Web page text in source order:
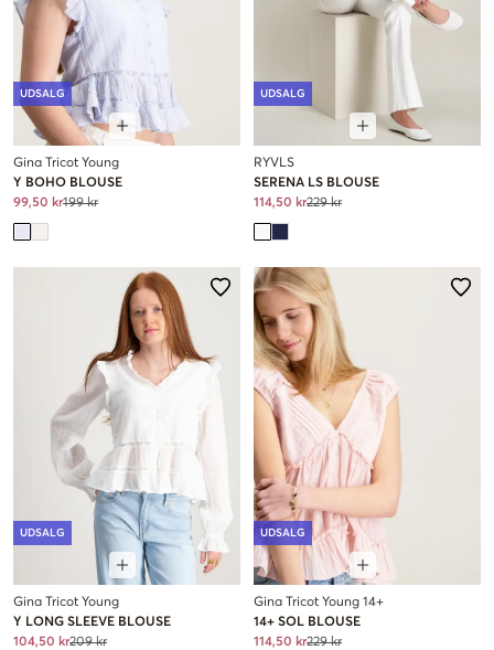
UDSALG
Gina Tricot Young
Y BOHO BLOUSE
99,50 kr199 kr
UDSALG
RYVLS
SERENA LS BLOUSE
114,50 kr229 kr
UDSALG
Gina Tricot Young
Y LONG SLEEVE BLOUSE
104,50 kr209 kr
UDSALG
Gina Tricot Young 14+
14+ SOL BLOUSE
114,50 kr229 kr